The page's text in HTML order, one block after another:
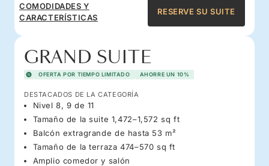
COMODIDADES Y
CARACTERÍSTICAS
RESERVE SU SUITE
GRAND SUITE
OFERTA POR TIEMPO LIMITADO AHORRE UN 10%
DESTACADOS DE LA CATEGORÍA
Nivel 8, 9 de 11
Tamaño de la suite 1,472–1,572 sq ft
Balcón extragrande de hasta 53 m²
Tamaño de la terraza 474–570 sq ft
Amplio comedor y salón